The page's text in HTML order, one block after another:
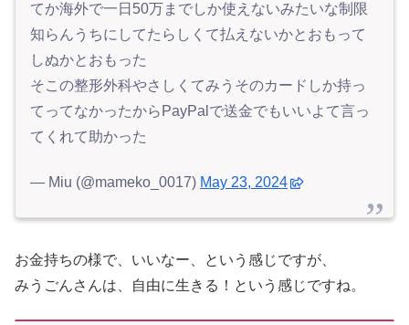
てか海外で一日50万までしか使えないみたいな制限
知らんうちにしてたらしくて払えないかとおもって
しぬかとおもった
そこの整形外科やさしくてみうそのカードしか持っ
てってなかったからPayPalで送金でもいいよて言っ
てくれて助かった
— Miu (@mameko_0017) May 23, 2024
お金持ちの様で、いいなー、という感じですが、
みうごんさんは、自由に生きる！という感じですね。